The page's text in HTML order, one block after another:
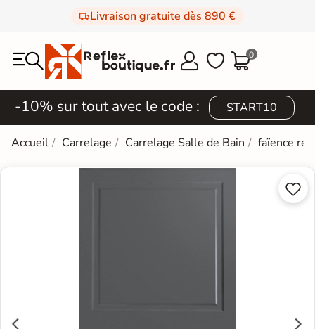
Livraison gratuite dès 890 €
  0
-10% sur tout avec le code : START10
Accueil Carrelage Carrelage Salle de Bain faïence

